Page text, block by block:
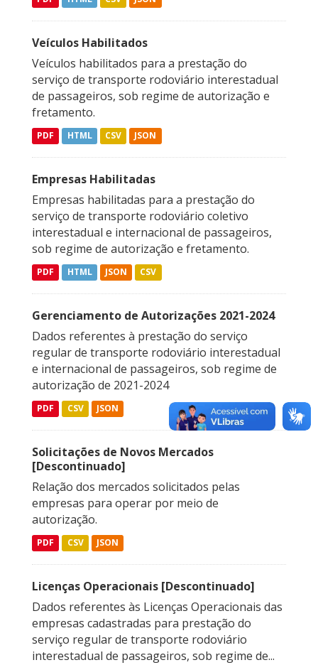
Veículos Habilitados
Veículos habilitados para a prestação do
serviço de transporte rodoviário interestadual
de passageiros, sob regime de autorização e
fretamento.
PDF HTML CSV JSON
Empresas Habilitadas
Empresas habilitadas para a prestação do
serviço de transporte rodoviário coletivo
interestadual e internacional de passageiros,
sob regime de autorização e fretamento.
PDF HTML JSON CSV
Gerenciamento de Autorizações 2021-2024
Dados referentes à prestação do serviço
regular de transporte rodoviário interestadual
e internacional de passageiros, sob regime de
autorização de 2021-2024
PDF CSV JSON
Solicitações de Novos Mercados
[Descontinuado]
Relação dos mercados solicitados pelas
empresas para operar por meio de
autorização.
PDF CSV JSON
Licenças Operacionais [Descontinuado]
Dados referentes às Licenças Operacionais das
empresas cadastradas para prestação do
serviço regular de transporte rodoviário
interestadual de passageiros, sob regime de...